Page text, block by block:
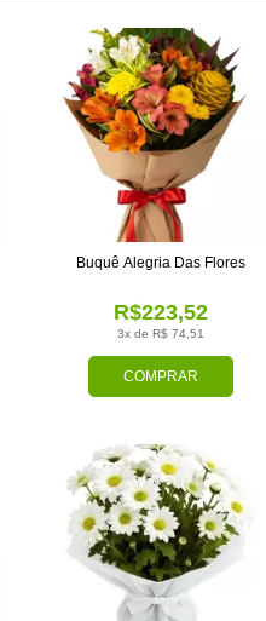
COMPRAR
3x de R$ 74,51
R$223,52
Buquê Alegria Das Flores